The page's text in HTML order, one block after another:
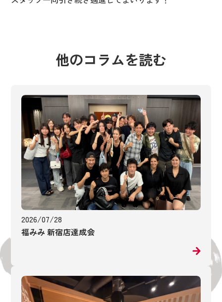
他のコラムを読む
2026/07/28
福みみ 新宿店達成会